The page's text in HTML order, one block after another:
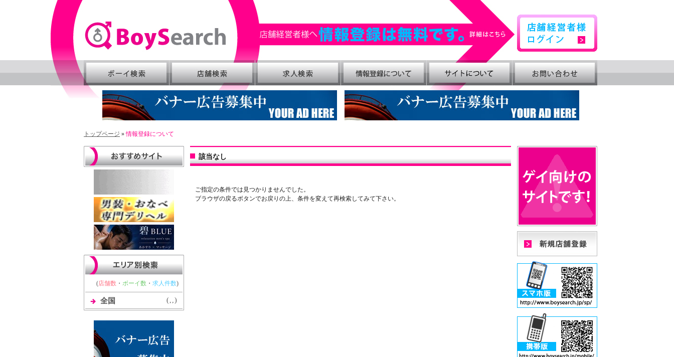
トップページ »情報登録について
(店舗数 ・ ボーイ数 ・ 求人件数)
全国 ( , ,)
該当なし
ご指定の条件では見つかりませんでした。
ブラウザの戻るボタンでお戻りの上、条件を変えて再検索してみて下さい。